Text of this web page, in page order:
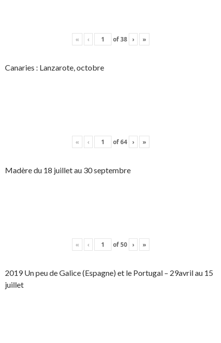
« ‹ of38 › »
Canaries : Lanzarote, octobre
« ‹ of64 › »
Madère du 18 juillet au 30 septembre
« ‹ of50 › »
2019 Un peu de Galice (Espagne) et le Portugal – 29avril au 15
juillet